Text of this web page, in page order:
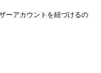
ーアカウントを紐づけるの